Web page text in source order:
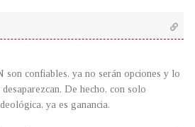
confiables, ya no serán opciones y lo
De hecho, con solo
ya es ganancia.